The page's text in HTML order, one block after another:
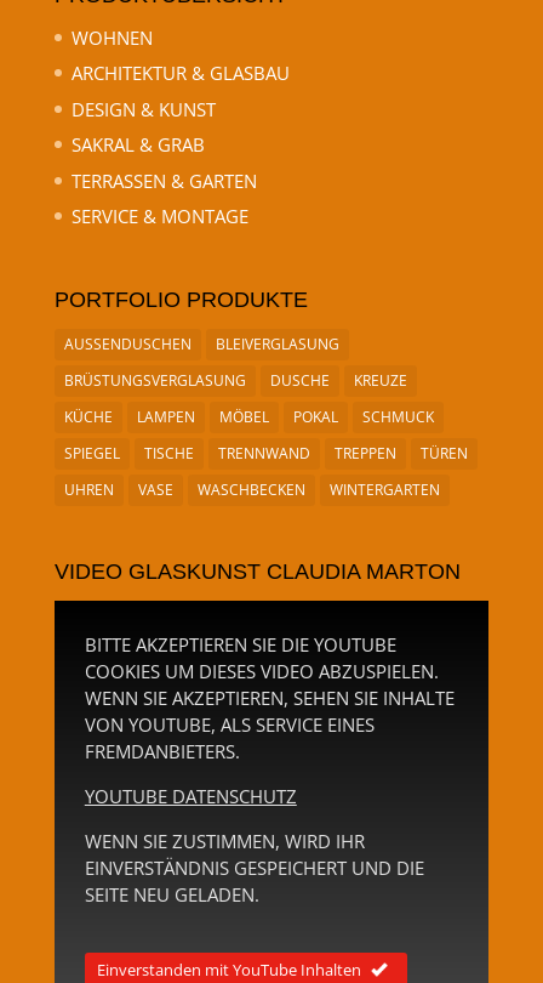
WOHNEN
ARCHITEKTUR & GLASBAU
DESIGN & KUNST
SAKRAL & GRAB
TERRASSEN & GARTEN
SERVICE & MONTAGE
PORTFOLIO PRODUKTE
AUSSENDUSCHEN
BLEIVERGLASUNG
BRÜSTUNGSVERGLASUNG
DUSCHE
KREUZE
KÜCHE
LAMPEN MÖBEL POKAL
SCHMUCK
SPIEGEL
TISCHE TRENNWAND TREPPEN
TÜREN
UHREN
VASE WASCHBECKEN WINTERGARTEN
VIDEO GLASKUNST CLAUDIA MARTON
BITTE AKZEPTIEREN SIE DIE YOUTUBE
COOKIES UM DIESES VIDEO ABZUSPIELEN.
WENN SIE AKZEPTIEREN, SEHEN SIE INHALTE
VON YOUTUBE, ALS SERVICE EINES
FREMDANBIETERS.
YOUTUBE DATENSCHUTZ
WENN SIE ZUSTIMMEN, WIRD IHR
EINVERSTÄNDNIS GESPEICHERT UND DIE
SEITE NEU GELADEN.
Einverstanden mit YouTube Inhalten